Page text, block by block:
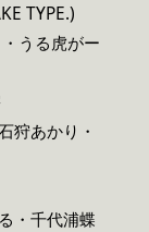
TYPE.)
うる虎がー
狩あかり・
・千代浦蝶